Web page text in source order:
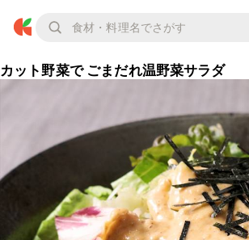
カット野菜で ごまだれ温野菜サラダ